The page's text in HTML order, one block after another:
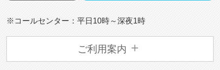
※コールセンター：平日10時～深夜1時
ご利用案内